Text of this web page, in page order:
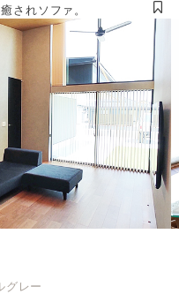
されソファ。
グレー